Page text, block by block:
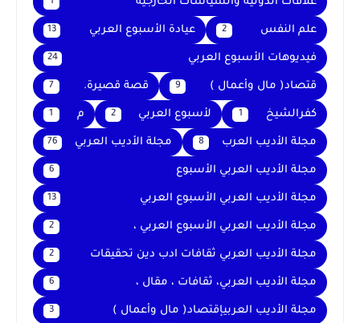
علم النفس 2 عيادة الأسبوع العربي 13
فيديوهات الأسبوع العربي 24
قتصاد( مال وأعمال ) 9 قصة قصيرة. 7
كفرالشيخ 1 لأسبوع العربي 2 م 1
مجلة الأديب العرب 8 مجلة الأديب العربي 76
مجلة الأديب العربي الأسبوع 6
مجلة الأديب العربي الأسبوع العربي 13
مجلة الأديب العربي الأسبوع العربي ، 2
مجلة الأديب العربي ثقافات ادب دين تحقيقات 2
مجلة الأديب العربي، ثقافات ، مقال ، 6
مجلة الأديب العربيإقتصاد( مال وأعمال ) 3